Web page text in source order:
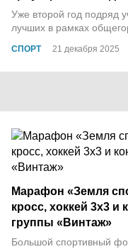
СПОРТ 21 декабря 2025
Уже второй год подряд
лучших в рамках
Марафон «Земля
кросс, хоккей 3х3
группы «Винтаж»
Большой спортивный